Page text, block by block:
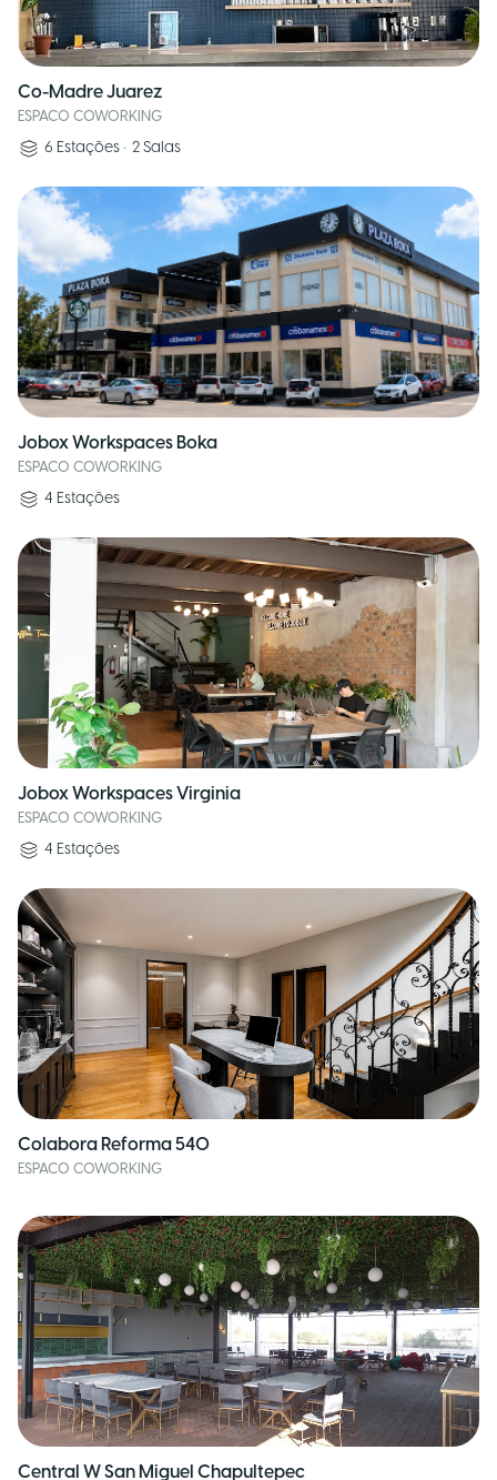
Co-Madre Juarez
ESPACO COWORKING
6 Estações • 2 Salas
Jobox Workspaces Boka
ESPACO COWORKING
4 Estações
Jobox Workspaces Virginia
ESPACO COWORKING
4 Estações
Colabora Reforma 540
ESPACO COWORKING
Central W San Miguel Chapultepec